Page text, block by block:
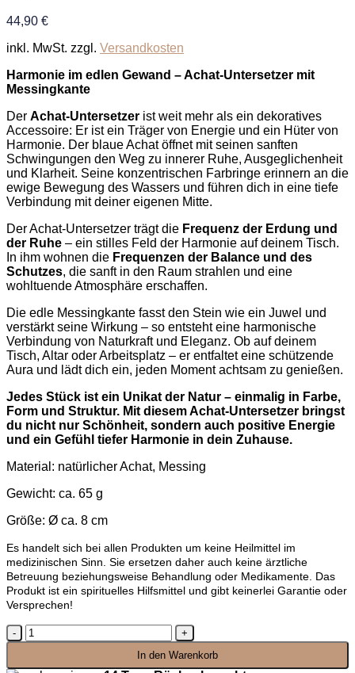
44,90 €
inkl. MwSt. zzgl. Versandkosten
Harmonie im edlen Gewand – Achat-Untersetzer mit
Messingkante
Der Achat-Untersetzer ist weit mehr als ein dekoratives
Accessoire: Er ist ein Träger von Energie und ein Hüter von
Harmonie. Der blaue Achat öffnet mit seinen sanften
Schwingungen den Weg zu innerer Ruhe, Ausgeglichenheit
und Klarheit. Seine konzentrischen Farbringe erinnern an die
ewige Bewegung des Wassers und führen dich in eine tiefe
Verbindung mit deiner eigenen Mitte.
Der Achat-Untersetzer trägt die Frequenz der Erdung und
der Ruhe – ein stilles Feld der Harmonie auf deinem Tisch.
In ihm wohnen die Frequenzen der Balance und des
Schutzes, die sanft in den Raum strahlen und eine
wohltuende Atmosphäre erschaffen.
Die edle Messingkante fasst den Stein wie ein Juwel und
verstärkt seine Wirkung – so entsteht eine harmonische
Verbindung von Naturkraft und Eleganz. Ob auf deinem
Tisch, Altar oder Arbeitsplatz – er entfaltet eine schützende
Aura und lädt dich ein, jeden Moment achtsam zu genießen.
Jedes Stück ist ein Unikat der Natur – einmalig in Farbe,
Form und Struktur. Mit diesem Achat-Untersetzer bringst
du nicht nur Schönheit, sondern auch positive Energie
und ein Gefühl tiefer Harmonie in dein Zuhause.
Material: natürlicher Achat, Messing
Gewicht: ca. 65 g
Größe: Ø ca. 8 cm
Es handelt sich bei allen Produkten um keine Heilmittel im
medizinischen Sinn. Sie ersetzen daher auch keine ärztliche
Betreuung beziehungsweise Behandlung oder Medikamente. Das
Produkt ist ein spirituelles Hilfsmittel und gibt keinerlei Garantie oder
Versprechen!
Achat
der
In den Warenkorb